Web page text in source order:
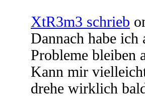
XtR3m3 schrieb
Dannach habe
Probleme bleiben
Kann mir
drehe wirklich